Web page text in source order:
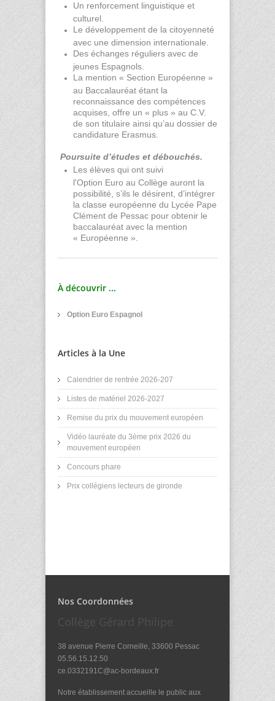
Un renforcement linguistique et
culturel.
Le développement de la citoyenneté
avec une dimension internationale.
Des échanges réguliers avec de
jeunes Espagnols.
La mention « Section Européenne »
au Baccalauréat étant la
reconnaissance des compétences
acquises, offre un « plus » au C.V.
de son titulaire ainsi qu’au dossier de
candidature Erasmus.
Poursuite d’études et débouchés.
Les élèves qui ont suivi
l'Option Euro au Collège auront la
possibilité, s’ils le désirent, d’intégrer
la classe européenne du Lycée Pape
Clément de Pessac pour obtenir le
baccalauréat avec la mention
« Européenne ».
À découvrir ...
Option Euro Espagnol
Articles à la Une
Calendrier de rentrée 2026-207
Listes de matériel 2026-2027
Remise du prix du mouvement européen
Vidéo lauréate du 3ème prix 2026 du
mouvement européen
Concours phare
Prix collégiens lecteurs de gironde
Nos Coordonnées
Collège Gérard Philipe
38 avenue Pierre Corneille, 33600 Pessac
05.56.15.12.50
ce.0332191C@ac-bordeaux.fr
Notre établissement accueille le public aux